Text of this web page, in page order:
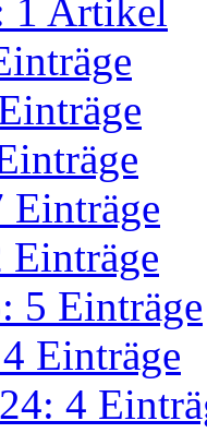
1 Artikel
Einträge
5 Einträge
Einträge
4